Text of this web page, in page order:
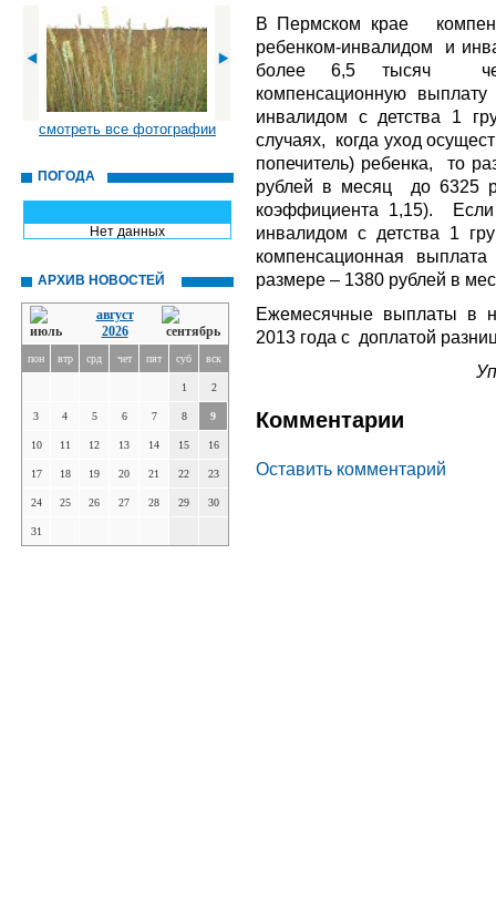
смотреть все фотографии
ПОГОДА
Нет данных
АРХИВ НОВОСТЕЙ
август
2026
пон втр срд чет пят суб вск
1 2
3 4 5 6 7 8 9
10 11 12 13 14 15 16
17 18 19 20 21 22 23
24 25 26 27 28 29 30
31
В Пермском крае
ребенком-инвалидом и
более 6,5 тысяч
компенсационную
инвалидом с детства 1
случаях, когда уход
попечитель) ребенка, то
рублей в месяц до 6325
коэффициента 1,15).
инвалидом с детства 1
компенсационная
размере – 1380 рублей в
Ежемесячные выплаты в
2013 года с доплатой
Комментарии
Оставить комментарий